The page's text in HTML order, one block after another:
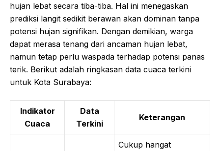
hujan lebat secara tiba-tiba. Hal ini menegaskan
prediksi langit sedikit berawan akan dominan tanpa
potensi hujan signifikan. Dengan demikian, warga
dapat merasa tenang dari ancaman hujan lebat,
namun tetap perlu waspada terhadap potensi panas
terik. Berikut adalah ringkasan data cuaca terkini
untuk Kota Surabaya:
Indikator
Cuaca
Data
Terkini
Keterangan
Cukup hangat